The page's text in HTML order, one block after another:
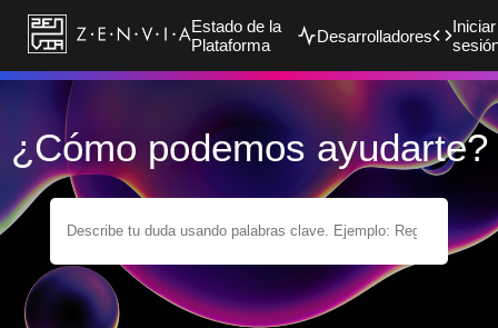
Estado de la
Plataforma
Desarrolladores
Iniciar
¿Cómo podemos ayudarte?